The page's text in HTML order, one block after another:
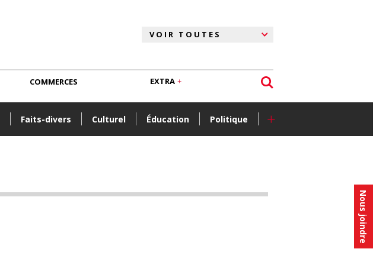
Nous joindre
Faits-divers Culturel Éducation Politique +
COMMERCES EXTRA